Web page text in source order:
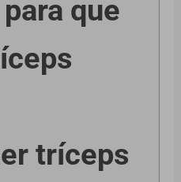
que
tríceps